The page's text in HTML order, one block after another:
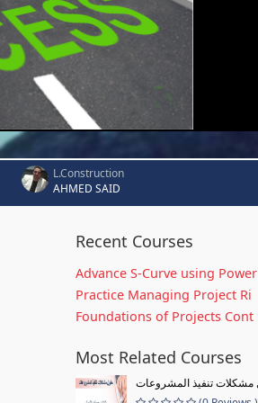
L.Construction
AHMED SAID
Recent Courses
Advance S-Curve using Power
Practice Managing Project Ri
Foundations of Projects Cont
Most Related Courses